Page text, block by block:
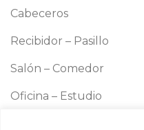
Cabeceros
Recibidor – Pasillo
Salón – Comedor
Oficina – Estudio